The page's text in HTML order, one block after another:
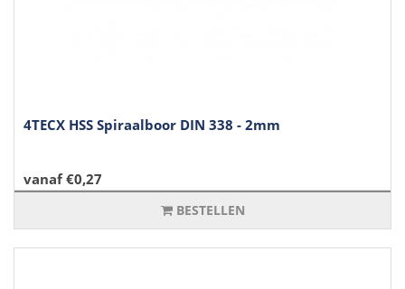
4TECX HSS Spiraalboor DIN 338 - 2mm
vanaf €0,27
BESTELLEN